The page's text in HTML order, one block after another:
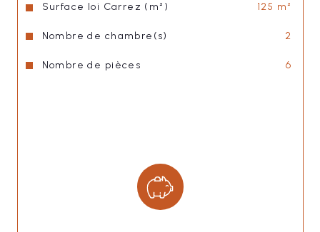
Surface loi Carrez (m²) 125 m²
Nombre de chambre(s) 2
Nombre de pièces 6